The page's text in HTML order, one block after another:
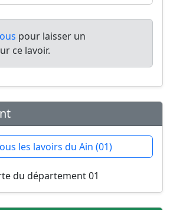
pour laisser un
ce lavoir.
les lavoirs du Ain (01)